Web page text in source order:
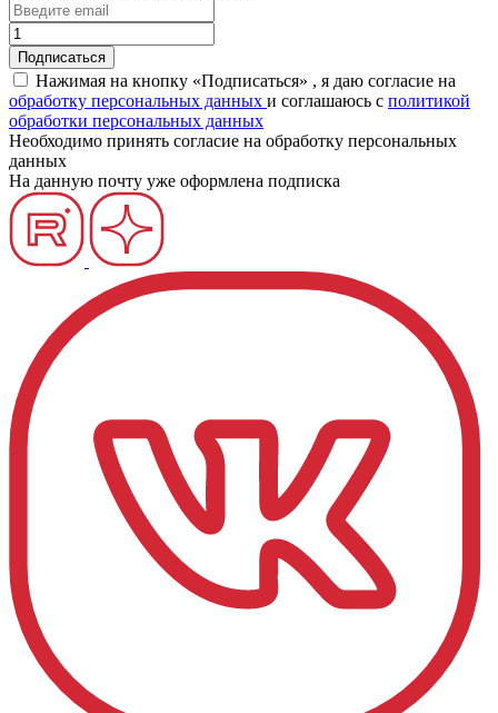
Нажимая на кнопку «Подписаться» , я даю согласие на
обработку персональных данных и соглашаюсь c политикой
обработки персональных данных
Необходимо принять согласие на обработку персональных
данных
На данную почту уже оформлена подписка